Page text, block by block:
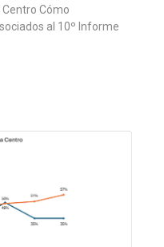
Cómo
al 10º Informe